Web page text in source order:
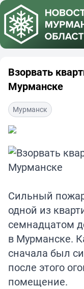
Взорвать
Мурманске
Мурманск
Сильный
одной из
семнадцатом
в Мурманске.
сначала был
после этого
помещение.